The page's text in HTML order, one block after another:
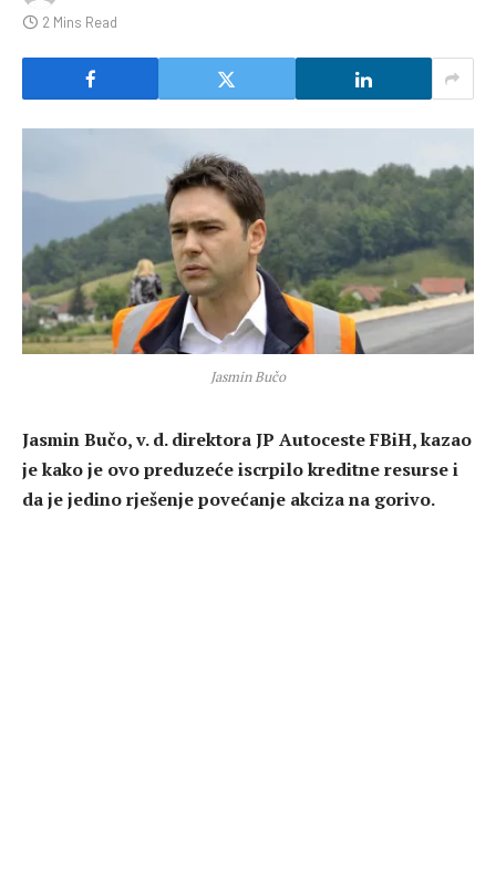
2 Mins Read
Jasmin Bučo
Jasmin Bučo, v. d. direktora JP Autoceste FBiH, kazao
je kako je ovo preduzeće iscrpilo kreditne resurse i
da je jedino rješenje povećanje akciza na gorivo.